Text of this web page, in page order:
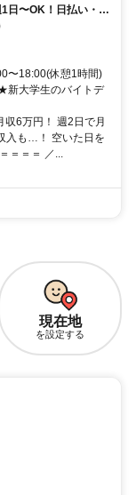
日〜OK！日払い・週
〜18:00(休憩1時間)
新大学生のバイトデ
6万円！ 週2日で月
入も…！ 空いた日を
＝＝＝ ／...
現在地
を設定する